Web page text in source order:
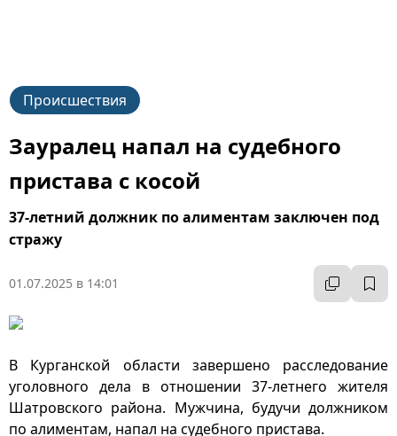
Происшествия
Зауралец напал на судебного
пристава с косой
37-летний должник по алиментам заключен под
стражу
01.07.2025 в 14:01
В Курганской области завершено расследование
уголовного дела в отношении 37-летнего жителя
Шатровского района. Мужчина, будучи должником
по алиментам, напал на судебного пристава.